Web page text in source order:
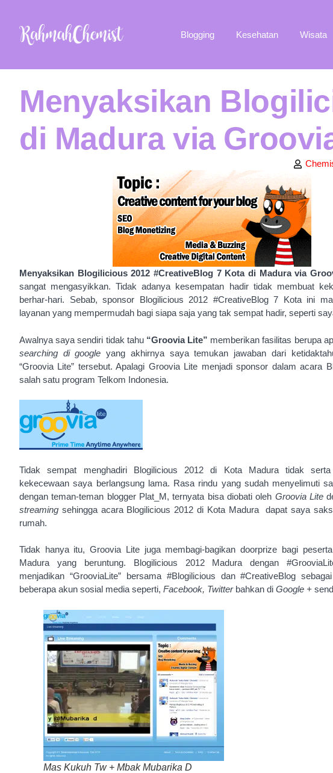
Blogging Kesehatan Wisata
Menyaksikan
di Madura via
Menyaksikan Blogilicious 2012 #CreativeBlog 7 Kota di Madura via
sangat mengasyikkan. Tidak adanya kesempatan hadir tidak membuat
berhar-hari. Sebab, sponsor Blogilicious 2012 #CreativeBlog 7 Kota ini
layanan yang mempermudah bagi siapa saja yang tak sempat hadir, seperti
Awalnya saya sendiri tidak tahu “Groovia Lite” memberikan fasilitas berupa
searching di google yang akhirnya saya temukan jawaban dari
“Groovia Lite” tersebut. Apalagi Groovia Lite menjadi sponsor dalam acara
salah satu program Telkom Indonesia.
Tidak sempat menghadiri Blogilicious 2012 di Kota Madura tidak
kekecewaan saya berlangsung lama. Rasa rindu yang sudah menyelimuti
dengan teman-teman blogger Plat_M, ternyata bisa diobati oleh Groovia Lite
streaming sehingga acara Blogilicious 2012 di Kota Madura dapat saya
rumah.
Tidak hanya itu, Groovia Lite juga membagi-bagikan doorprize bagi
Madura yang beruntung. Blogilicious 2012 Madura dengan
menjadikan “GrooviaLite” bersama #Blogilicious dan #CreativeBlog
beberapa akun sosial media seperti, Facebook, Twitter bahkan di Google +
Mas Kukuh Tw + Mbak Mubarika D